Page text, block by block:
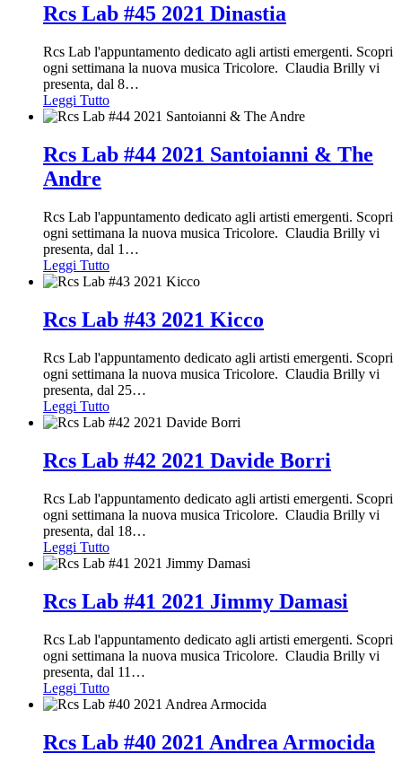
Rcs Lab #45 2021 Dinastia
Rcs Lab l'appuntamento dedicato agli artisti emergenti. Scopri
ogni settimana la nuova musica Tricolore. Claudia Brilly vi
presenta, dal 8…
Leggi Tutto
Rcs Lab #44 2021 Santoianni & The
Andre
Rcs Lab l'appuntamento dedicato agli artisti emergenti. Scopri
ogni settimana la nuova musica Tricolore. Claudia Brilly vi
presenta, dal 1 …
Leggi Tutto
Rcs Lab #43 2021 Kicco
Rcs Lab l'appuntamento dedicato agli artisti emergenti. Scopri
ogni settimana la nuova musica Tricolore. Claudia Brilly vi
presenta, dal 25…
Leggi Tutto
Rcs Lab #42 2021 Davide Borri
Rcs Lab l'appuntamento dedicato agli artisti emergenti. Scopri
ogni settimana la nuova musica Tricolore. Claudia Brilly vi
presenta, dal 18…
Leggi Tutto
Rcs Lab #41 2021 Jimmy Damasi
Rcs Lab l'appuntamento dedicato agli artisti emergenti. Scopri
ogni settimana la nuova musica Tricolore. Claudia Brilly vi
presenta, dal 11 …
Leggi Tutto
Rcs Lab #40 2021 Andrea Armocida